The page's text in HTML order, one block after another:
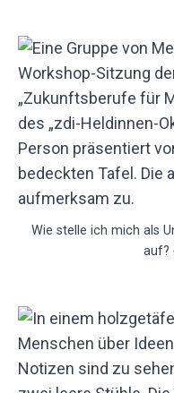
Wie stelle ich mich als
auf?